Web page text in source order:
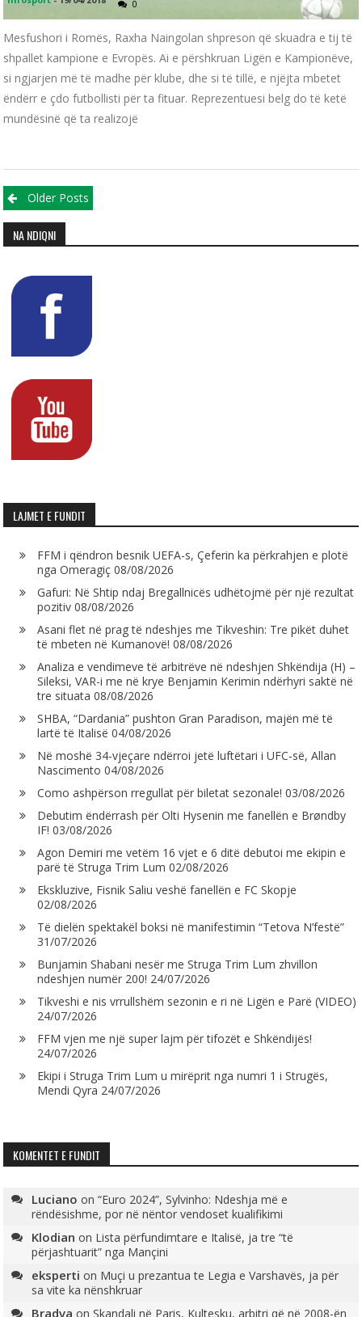
0
Mesfushori i Romës, Raxha Naingolan shpreson që skuadra e tij të
shpallet kampione e Evropës. Ai e përshkruan Ligën e Kampionëve,
si ngjarjen më të madhe për klube, dhe si të tillë, e njëjta mbetet
ëndërr e çdo futbollisti për ta fituar. Reprezentuesi belg do të ketë
mundësinë që ta realizojë
Posts navigation
Older Posts
NA NDIQNI
LAJMET E FUNDIT
FFM i qëndron besnik UEFA-s, Çeferin ka përkrahjen e plotë
nga Omeragiç 08/08/2026
Gafuri: Në Shtip ndaj Bregallnicës udhëtojmë për një rezultat
pozitiv 08/08/2026
Asani flet në prag të ndeshjes me Tikveshin: Tre pikët duhet
të mbeten në Kumanovë! 08/08/2026
Analiza e vendimeve të arbitrëve në ndeshjen Shkëndija (H) –
Sileksi, VAR-i me në krye Benjamin Kerimin ndërhyri saktë në
tre situata 08/08/2026
SHBA, “Dardania” pushton Gran Paradison, majën më të
lartë të Italisë 04/08/2026
Në moshë 34-vjeçare ndërroi jetë luftëtari i UFC-së, Allan
Nascimento 04/08/2026
Como ashpërson rregullat për biletat sezonale! 03/08/2026
Debutim ëndërrash për Olti Hysenin me fanellën e Brøndby
IF! 03/08/2026
Agon Demiri me vetëm 16 vjet e 6 ditë debutoi me ekipin e
parë të Struga Trim Lum 02/08/2026
Ekskluzive, Fisnik Saliu veshë fanellën e FC Skopje
02/08/2026
Të dielën spektakël boksi në manifestimin “Tetova N’festë”
31/07/2026
Bunjamin Shabani nesër me Struga Trim Lum zhvillon
ndeshjen numër 200! 24/07/2026
Tikveshi e nis vrrullshëm sezonin e ri në Ligën e Parë (VIDEO)
24/07/2026
FFM vjen me një super lajm për tifozët e Shkëndijës!
24/07/2026
Ekipi i Struga Trim Lum u mirëprit nga numri 1 i Strugës,
Mendi Qyra 24/07/2026
KOMENTET E FUNDIT
Luciano on“Euro 2024”, Sylvinho: Ndeshja më e
rëndësishme, por në nëntor vendoset kualifikimi
Klodian on Lista përfundimtare e Italisë, ja tre “të
përjashtuarit” nga Mançini
eksperti on Muçi u prezantua te Legia e Varshavës, ja për
sa vite ka nënshkruar
Bradva onSkandali në Paris, Kultesku, arbitri që në 2008-ën